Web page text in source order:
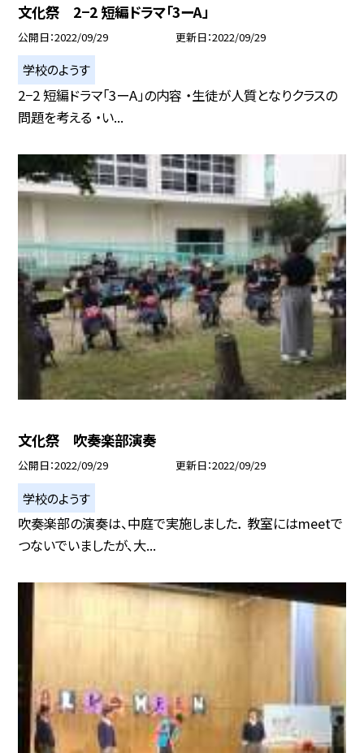
文化祭 2−2 短編ドラマ「3ーA」
公開日 2022/09/29 更新日 2022/09/29
学校のようす
2−2 短編ドラマ「3ーA」の内容 ・生徒が人質となりクラスの
問題を考える ・い...
文化祭 吹奏楽部演奏
公開日 2022/09/29 更新日 2022/09/29
学校のようす
吹奏楽部の演奏は、中庭で実施しました． 教室にはmeetで
つないでいましたが、大...